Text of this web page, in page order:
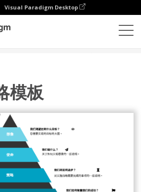
Visual Paradigm Desktop
模板